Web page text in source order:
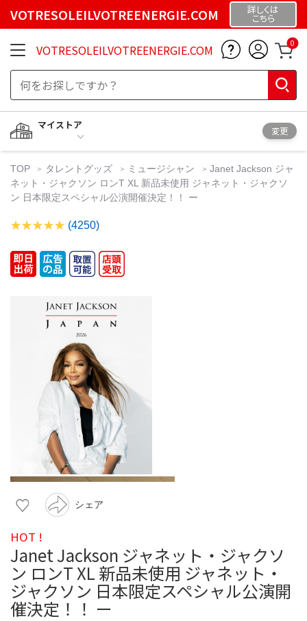
VOTRESOLEILVOTREENERGIE.COM 詳しくは
こちら
VOTRESOLEILVOTREENERGIE.COM 0
マイストア
変更
TOP タレントグッズ ミュージシャン
Janet Jackson ジャ
ネット・ジャクソン ロンT XL 新品未使用 ジャネット・ジャクソ
ン 日本限定スペシャル公演開催決定！！ ー
(4250)
シェア
HOT !
Janet Jackson ジャネット・ジャクソ
ン ロンT XL 新品未使用 ジャネット・
ジャクソン 日本限定スペシャル公演開
催決定！！ ー